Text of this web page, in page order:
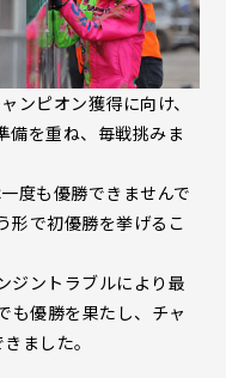
ンピオン獲得に向け、
備を重ね、毎戦挑みま
度も優勝できませんで
形で初優勝を挙げるこ
ジントラブルにより最
も優勝を果たし、チャ
ました。